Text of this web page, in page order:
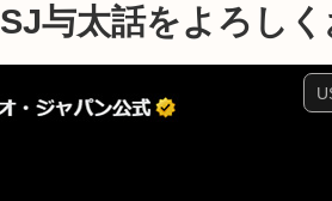
与太話をよろし